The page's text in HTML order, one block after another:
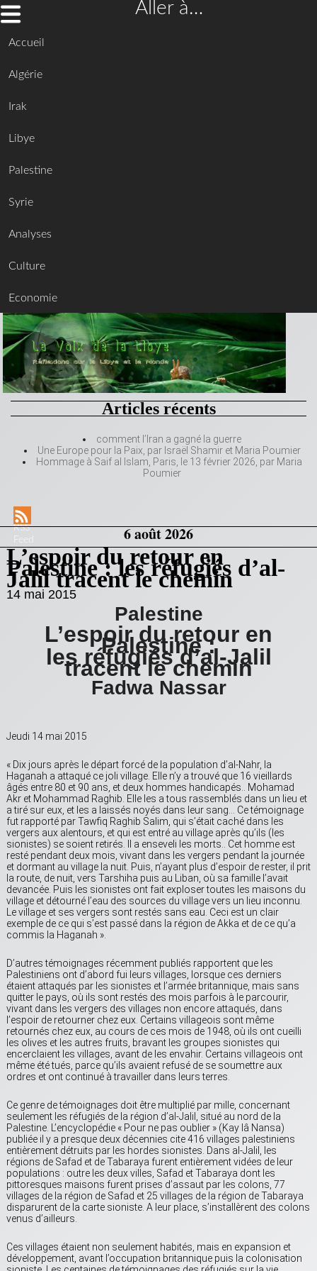
Aller à…
Accueil
Algérie
Irak
Libye
Palestine
Syrie
Analyses
Culture
Economie
Articles récents
comment l’Iran a gagné la guerre
Une Europe pour la Paix, par Israël Shamir et Maria Poumier
Hommage à Saif al Islam, Paris, le 13 février 2026, par Maria
Poumier
RSS
Feed
6 août 2026
L’espoir du retour en
Palestine : les réfugiés d’al-
Jalil tracent le chemin
14 mai 2015
Palestine
L’espoir du retour en
Palestine :
les réfugiés d’al-Jalil
tracent le chemin
Fadwa Nassar
Jeudi 14 mai 2015
« Dix jours après le départ forcé de la population d’al-Nahr, la
Haganah a attaqué ce joli village. Elle n’y a trouvé que 16 vieillards
âgés entre 80 et 90 ans, et deux hommes handicapés.. Mohamad
Akr et Mohammad Raghib. Elle les a tous rassemblés dans un lieu et
a tiré sur eux, et les a laissés noyés dans leur sang… Ce témoignage
fut rapporté par Tawfiq Raghib Salim, qui s’était caché dans les
vergers aux alentours, et qui est entré au village après qu’ils (les
sionistes) se soient retirés. Il a enseveli les morts.. Cet homme est
resté pendant deux mois, vivant dans les vergers pendant la journée
et dormant au village la nuit. Puis, n’ayant plus d’espoir de rester, il prit
la route, de nuit, vers Tarshiha puis au Liban, où sa famille l’avait
devancée. Puis les sionistes ont fait exploser toutes les maisons du
village et détourné l’eau des sources du village vers un lieu inconnu.
Le village et ses vergers sont restés sans eau. Ceci est un clair
exemple de ce qui s’est passé dans la région de Akka et de ce qu’a
commis la Haganah ».
D’autres témoignages récemment publiés rapportent que les
Palestiniens ont d’abord fui leurs villages, lorsque ces derniers
étaient attaqués par les sionistes et l’armée britannique, mais sans
quitter le pays, où ils sont restés des mois parfois à le parcourir,
vivant dans les vergers des villages non encore attaqués, dans
l’espoir de retourner chez eux. Certains villageois sont même
retournés chez eux, au cours de ces mois de 1948, où ils ont cueilli
les olives et les autres fruits, bravant les groupes sionistes qui
encerclaient les villages, avant de les envahir. Certains villageois ont
même été tués, parce qu’ils avaient refusé de se soumettre aux
ordres et ont continué à travailler dans leurs terres.
Ce genre de témoignages doit être multiplié par mille, concernant
seulement les réfugiés de la région d’al-Jalil, situé au nord de la
Palestine. L’encyclopédie « Pour ne pas oublier » (Kay lâ Nansa)
publiée il y a presque deux décennies cite 416 villages palestiniens
entièrement détruits par les hordes sionistes. Dans al-Jalil, les
régions de Safad et de Tabaraya furent entièrement vidées de leur
populations : outre les deux villes, Safad et Tabaraya dont les
pittoresques maisons furent prises d’assaut par les colons, 77
villages de la région de Safad et 25 villages de la région de Tabaraya
disparurent de la carte sioniste. A leur place, s’installèrent des colons
venus d’ailleurs.
Ces villages étaient non seulement habités, mais en expansion et
développement, avant l’occupation britannique puis la colonisation